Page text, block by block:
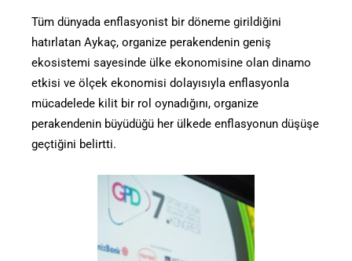
Tüm dünyada enflasyonist bir döneme girildiğini
hatırlatan Aykaç, organize perakendenin geniş
ekosistemi sayesinde ülke ekonomisine olan dinamo
etkisi ve ölçek ekonomisi dolayısıyla enflasyonla
mücadelede kilit bir rol oynadığını, organize
perakendenin büyüdüğü her ülkede enflasyonun düşüşe
geçtiğini belirtti.